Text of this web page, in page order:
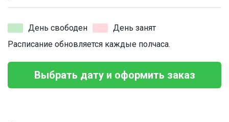
День свободен
День занят
Расписание обновляется каждые полчаса.
Выбрать дату и оформить заказ